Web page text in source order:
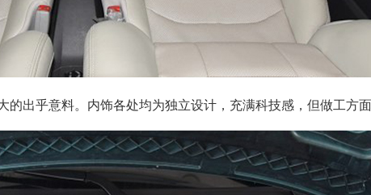
乎意料。内饰各处均为独立设计，充满科技感，但做工方面